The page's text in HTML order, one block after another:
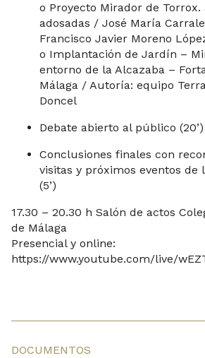
o Proyecto Mirador de Torrox.
adosadas / José María
Francisco Javier Moreno
o Implantación de Jardín –
entorno de la Alcazaba –
Málaga / Autoría: equipo
Doncel
Debate abierto al público (20’)
Conclusiones finales con
visitas y próximos eventos de
(5’)
17.30 – 20.30 h Salón de actos
de Málaga
Presencial y online:
https://www.youtube.com/live/
DOCUMENTOS